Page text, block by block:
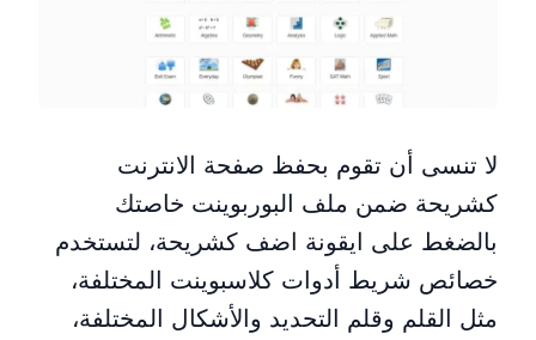
لا تنسى أن تقوم بحفظ صفحة الانترنت
كشريحة ضمن ملف البوربوينت خاصتك
بالضغط على ايقونة اضف كشريحة، لتستخدم
خصائص شريط أدوات كلاسبوينت المختلفة،
مثل القلم وقلم التحديد والأشكال المختلفة،